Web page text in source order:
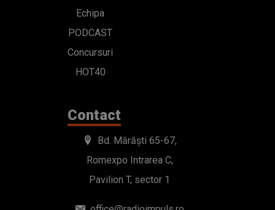
Echipa
PODCAST
Concursuri
HOT40
Contact
Bd. Mărăști 65-67,
Romexpo Intrarea C,
Pavilion T, sector 1